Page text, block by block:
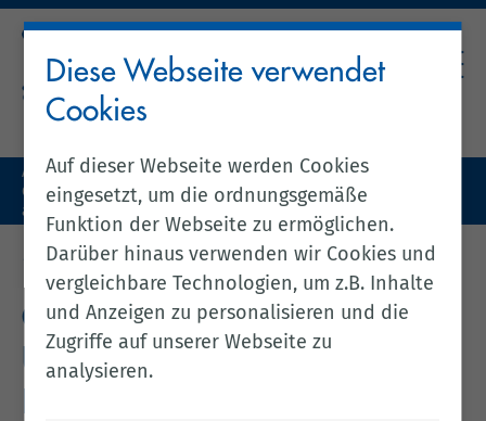
Aktuelles (zentral)
Geflügelpest: Überwachungszonen im Landkreis Cloppenburg
aufgehoben
zurück zur vorherigen Seite
Geflügelpest:
Überwachungszonen im
Diese Webseite verwendet
Cookies
Auf dieser Webseite werden Cookies
eingesetzt, um die ordnungsgemäße
Funktion der Webseite zu ermöglichen.
Darüber hinaus verwenden wir Cookies und
vergleichbare Technologien, um z.B. Inhalte
und Anzeigen zu personalisieren und die
Zugriffe auf unserer Webseite zu
analysieren.